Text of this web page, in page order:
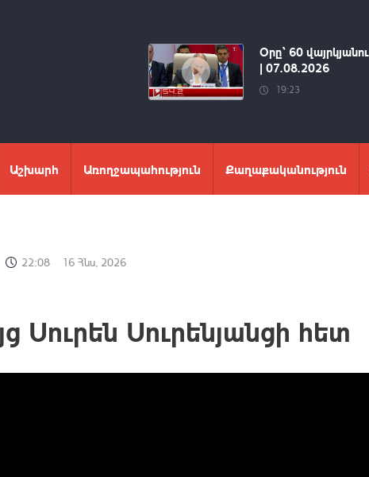
Օրը՝ 60
| 07.08.2026
19:23
Աշխարհ Առողջապահություն Քաղաքականություն
22:08 16 Հնս, 2026
Սուրեն Սուրենյանցի հետ